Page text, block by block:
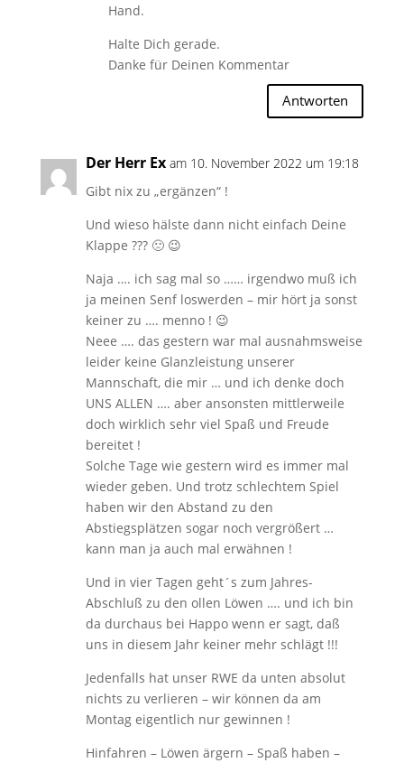
Hand.
Halte Dich gerade.
Danke für Deinen Kommentar
Antworten
Der Herr Ex am 10. November 2022 um 19:18
Gibt nix zu „ergänzen“ !
Und wieso hälste dann nicht einfach Deine
Klappe ??? 🙁 😉
Naja …. ich sag mal so …… irgendwo muß ich
ja meinen Senf loswerden – mir hört ja sonst
keiner zu …. menno ! 😉
Neee …. das gestern war mal ausnahmsweise
leider keine Glanzleistung unserer
Mannschaft, die mir … und ich denke doch
UNS ALLEN …. aber ansonsten mittlerweile
doch wirklich sehr viel Spaß und Freude
bereitet !
Solche Tage wie gestern wird es immer mal
wieder geben. Und trotz schlechtem Spiel
haben wir den Abstand zu den
Abstiegsplätzen sogar noch vergrößert …
kann man ja auch mal erwähnen !
Und in vier Tagen geht´s zum Jahres-
Abschluß zu den ollen Löwen …. und ich bin
da durchaus bei Happo wenn er sagt, daß
uns in diesem Jahr keiner mehr schlägt !!!
Jedenfalls hat unser RWE da unten absolut
nichts zu verlieren – wir können da am
Montag eigentlich nur gewinnen !
Hinfahren – Löwen ärgern – Spaß haben –